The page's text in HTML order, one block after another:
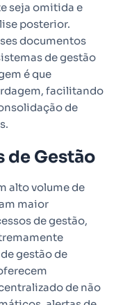
seja omitida e
posterior.
documentos
de gestão
é que
facilitando
de
de Gestão
alto volume de
maior
de gestão,
gestão de
de não